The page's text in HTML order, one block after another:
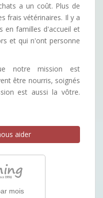
a un coût. Plus de
frais vétérinaires. Il y a
en familles d'accueil et
et qui n'ont personne
notre mission est
être nourris, soignés
est aussi la vôtre.
aider